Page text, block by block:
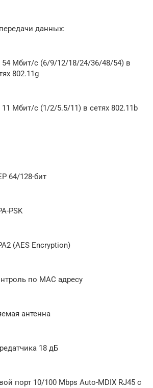
данных:
54 Мбит/с (6/9/12/18/24/36/48/54) в
802.11g
Мбит/с (1/2/5.5/11) в сетях 802.11b
64/128-бит
PSK
(AES Encryption)
по MAC адресу
антенна
18 дБ
порт 10/100 Mbps Auto-MDIX RJ45 с